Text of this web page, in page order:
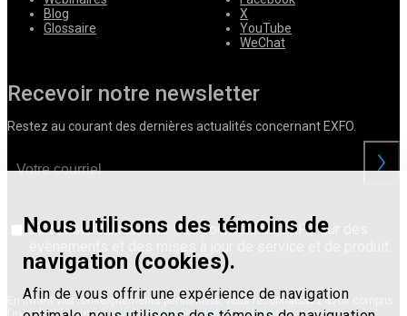
Nous utilisons des témoins de
navigation (cookies).
Afin de vous offrir une expérience de navigation
Blog
Glossaire
X
YouTube
WeChat
Recevoir notre newsletter
Restez au courant des dernières actualités concernant EXFO.
Je consens à recevoir des courriels de EXFO sur des
En livrant vos renseignements personnels, vous reconnaissez avoir compris
l’avis d’EXFO sur la confidentialité des données des utilisateurs.